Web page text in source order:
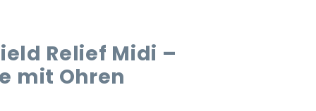
Relief Midi –
mit Ohren